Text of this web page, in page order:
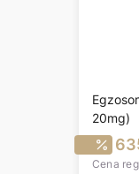
20mg)
Cena